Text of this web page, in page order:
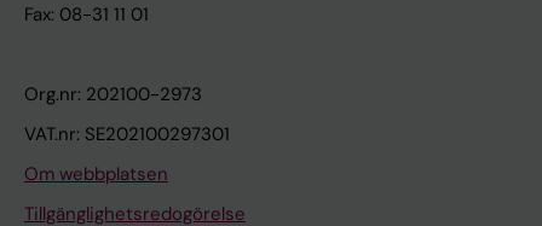
Fax: 08-31 11 01
Org.nr: 202100-2973
VAT.nr: SE202100297301
Om webbplatsen
Tillgänglighetsredogörelse